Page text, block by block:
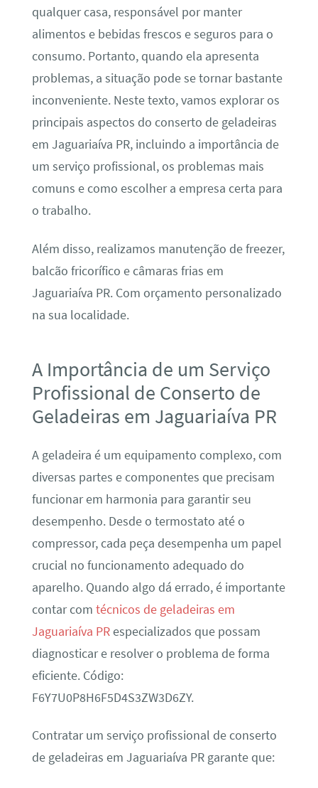
qualquer casa, responsável por manter
alimentos e bebidas frescos e seguros para o
consumo. Portanto, quando ela apresenta
problemas, a situação pode se tornar bastante
inconveniente. Neste texto, vamos explorar os
principais aspectos do conserto de geladeiras
em Jaguariaíva PR, incluindo a importância de
um serviço profissional, os problemas mais
comuns e como escolher a empresa certa para
o trabalho.
Além disso, realizamos manutenção de freezer,
balcão fricorífico e câmaras frias em
Jaguariaíva PR. Com orçamento personalizado
na sua localidade.
A Importância de um Serviço
Profissional de Conserto de
Geladeiras em Jaguariaíva PR
A geladeira é um equipamento complexo, com
diversas partes e componentes que precisam
funcionar em harmonia para garantir seu
desempenho. Desde o termostato até o
compressor, cada peça desempenha um papel
crucial no funcionamento adequado do
aparelho. Quando algo dá errado, é importante
contar com técnicos de geladeiras em
Jaguariaíva PRespecializados que possam
diagnosticar e resolver o problema de forma
eficiente. Código:
F6Y7U0P8H6F5D4S3ZW3D6ZY.
Contratar um serviço profissional de conserto
de geladeiras em Jaguariaíva PR garante que: